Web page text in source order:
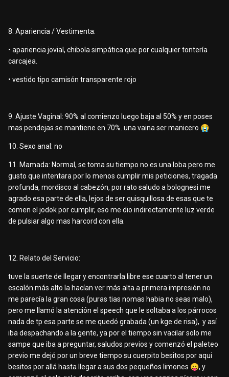
8. Apariencia / Vestimenta:
• apariencia jovial, chibola simpática que por cualquier tontería
carcajea.
• vestido tipo camisón transparente rojo
9. Ajuste Vaginal: 90% al comienzo luego baja al 50% y en poses
mas pendejas se mantiene en 70%. una vaina ser manicero 😭
10. Sexo anal: no
11. Mamada: Normal, se toma su tiempo no es una loba pero me
gusto que intentara por lo menos cumplir mis peticiones, tragada
profunda, mordisco al cabezón, por rato saludo a bolognesi me
agrado esa parte de ella, lejos de ser quisquillosa de esas que te
comen el jodok por cumplir, eso me dio indirectamente luz verde
de pulsiar algo mas harcord con ella.
12. Relato del Servicio:
tuve la suerte de llegar y encontrarla libre ese cuarto al tener un
escalón más alto la hacían ver más alta a primera impresión no
me parecía la gran cosa (puras tias nomas habia no seas malo),
pero me llamó la atención el speech que le soltaba a los párrocos
nada de tp esa parte se me quedó grabada (un kge de risa), y así
iba despachando a la gente, ya por el tiempo sin vacilar solo me
sampe que iba a preguntar, saludos previos y comenzó el paleteo
previo me dejó por un breve tiempo su cuerpito besitos por aqui
besitos por allá hasta llegar a sus dos pequeños limones 😛, y